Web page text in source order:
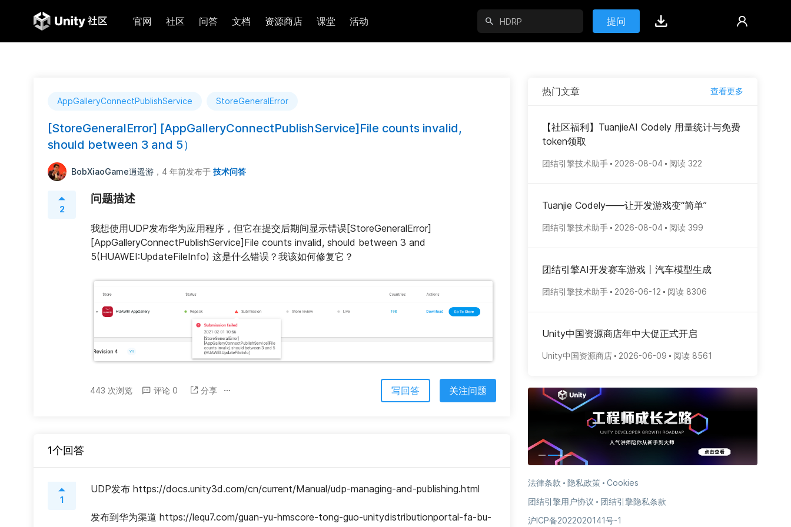
官网 社区 问答 文档 资源商店 课堂 活动 提问
AppGalleryConnectPublishService StoreGeneralError
[StoreGeneralError] [AppGalleryConnectPublishService]File counts invalid,
should between 3 and 5）
BobXiaoGame逍遥游 ，4 年前发布于 技术问答
2
问题描述
我想使用UDP发布华为应用程序，但它在提交后期间显示错误[StoreGeneralError]
[AppGalleryConnectPublishService]File counts invalid, should between 3 and
5(HUAWEI:UpdateFileInfo) 这是什么错误？我该如何修复它？
443 次浏览 评论 0 分享 写回答 关注问题
1个回答
1
UDP发布 https://docs.unity3d.com/cn/current/Manual/udp-managing-and-publishing.html
发布到华为渠道 https://lequ7.com/guan-yu-hmscore-tong-guo-unitydistributionportal-fa-bu-
热门文章 查看更多
【社区福利】TuanjieAI Codely 用量统计与免费
token领取
团结引擎技术助手 2026-08-04 阅读 322
Tuanjie Codely——让开发游戏变“简单”
团结引擎技术助手 2026-08-04 阅读 399
团结引擎AI开发赛车游戏丨汽车模型生成
团结引擎技术助手 2026-06-12 阅读 8306
Unity中国资源商店年中大促正式开启
Unity中国资源商店 2026-06-09 阅读 8561
法律条款 隐私政策
Cookies
团结引擎用户协议
团结引擎隐私条款
沪ICP备2022020141号-1